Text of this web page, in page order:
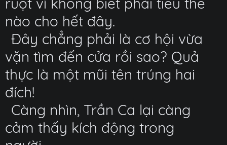
nào cho hết đây.
Đây chẳng phải là cơ hội vừa
vặn tìm đến cửa rồi sao? Quả
thực là một mũi tên trúng hai
đích!
Càng nhìn, Trần Ca lại càng
cảm thấy kích động trong